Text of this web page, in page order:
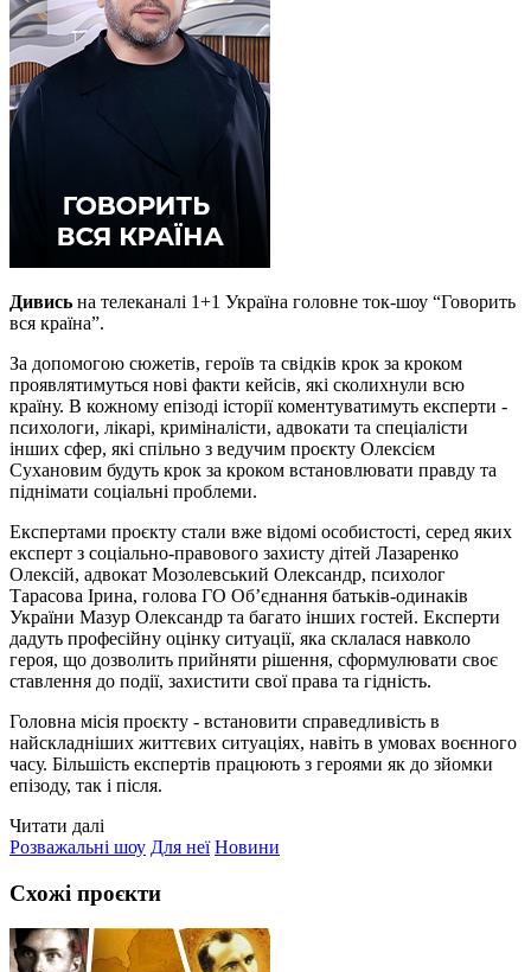
Дивись на телеканалі 1+1 Україна головне ток-шоу “Говорить
вся країна”.
За допомогою сюжетів, героїв та свідків крок за кроком
проявлятимуться нові факти кейсів, які сколихнули всю
країну. В кожному епізоді історії коментуватимуть експерти -
психологи, лікарі, криміналісти, адвокати та спеціалісти
інших сфер, які спільно з ведучим проєкту Олексієм
Сухановим будуть крок за кроком встановлювати правду та
піднімати соціальні проблеми.
Експертами проєкту стали вже відомі особистості, серед яких
експерт з соціально-правового захисту дітей Лазаренко
Олексій, адвокат Мозолевський Олександр, психолог
Тарасова Ірина, голова ГО Об’єднання батьків-одинаків
України Мазур Олександр та багато інших гостей. Експерти
дадуть професійну оцінку ситуації, яка склалася навколо
героя, що дозволить прийняти рішення, сформулювати своє
ставлення до події, захистити свої права та гідність.
Головна місія проєкту - встановити справедливість в
найскладніших життєвих ситуаціях, навіть в умовах воєнного
часу. Більшість експертів працюють з героями як до зйомки
епізоду, так і після.
Читати далі
Розважальні шоу Для неї Новини
Схожі проєкти